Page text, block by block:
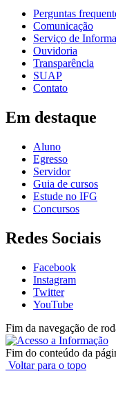
Perguntas
Comunicação
Serviço de
Ouvidoria
Transparência
SUAP
Contato
Em destaque
Aluno
Egresso
Servidor
Guia de cursos
Estude no IFG
Concursos
Redes Sociais
Facebook
Instagram
Twitter
YouTube
Fim da navegação de
Fim do conteúdo da
Voltar para o topo